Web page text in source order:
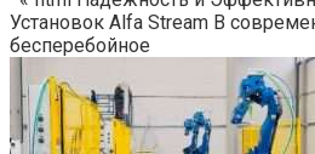
Установок Alfa Stream В
бесперебойное